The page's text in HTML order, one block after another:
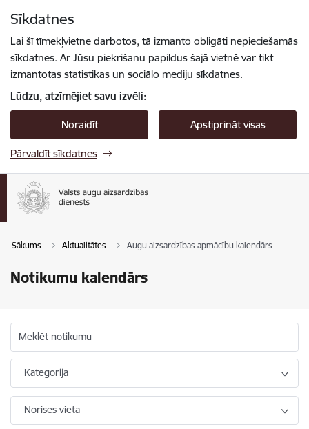
Sīkdatnes
Lai šī tīmekļvietne darbotos, tā izmanto obligāti nepieciešamās
sīkdatnes. Ar Jūsu piekrišanu papildus šajā vietnē var tikt
izmantotas statistikas un sociālo mediju sīkdatnes.
Lūdzu, atzīmējiet savu izvēli:
Noraidīt Apstiprināt visas
Pārvaldīt sīkdatnes
Sākums Aktualitātes Augu aizsardzības apmācību kalendārs
Notikumu kalendārs
Meklēt notikumu
Kategorija
Norises vieta